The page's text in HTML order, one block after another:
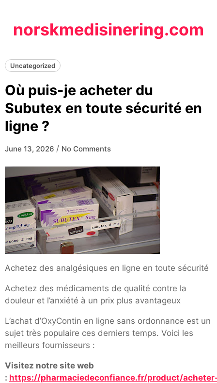
contentnorskmedisinering.com
Uncategorized
Où puis-je acheter du
Subutex en toute sécurité en
ligne ?
June 13, 2026 / No Comments
Achetez des analgésiques en ligne en toute sécurité
Achetez des médicaments de qualité contre la
douleur et l’anxiété à un prix plus avantageux
L’achat d’OxyContin en ligne sans ordonnance est un
sujet très populaire ces derniers temps. Voici les
meilleurs fournisseurs :
Visitez notre site web
: https://pharmaciedeconfiance.fr/product/